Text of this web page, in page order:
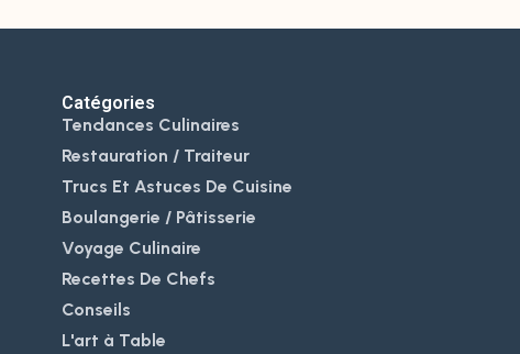
Catégories
Tendances Culinaires
Restauration / Traiteur
Trucs Et Astuces De Cuisine
Boulangerie / Pâtisserie
Voyage Culinaire
Recettes De Chefs
Conseils
L'art à Table